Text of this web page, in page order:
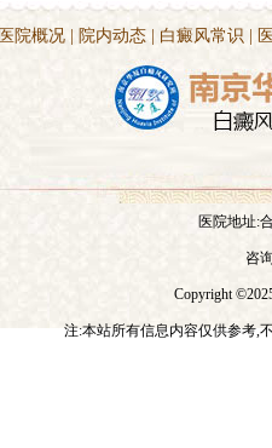
医院概况| 院内动态| 白癜风常识
医院地址:
咨
Copyright
注:本站所有信息内容仅供参考